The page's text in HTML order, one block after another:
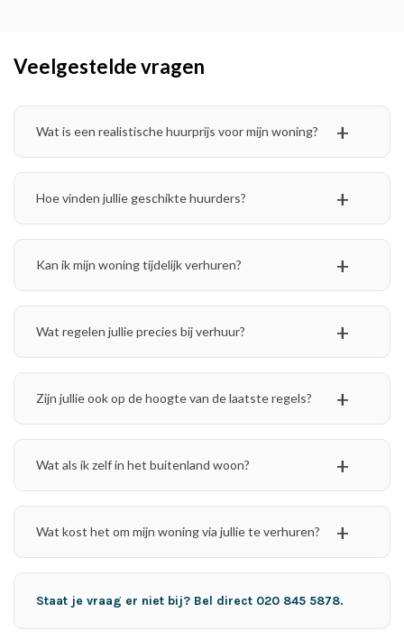
Veelgestelde vragen
Wat is een realistische huurprijs voor mijn woning?
Hoe vinden jullie geschikte huurders?
Kan ik mijn woning tijdelijk verhuren?
Wat regelen jullie precies bij verhuur?
Zijn jullie ook op de hoogte van de laatste regels?
Wat als ik zelf in het buitenland woon?
Wat kost het om mijn woning via jullie te verhuren?
Staat je vraag er niet bij? Bel direct 020 845 5878.